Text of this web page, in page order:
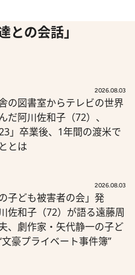
との会話」
2026.08.03
の図書室からテレビの世界
だ阿川佐和子（72）、
23」卒業後、1年間の渡米で
とは
2026.08.03
子ども被害者の会」発
佐和子（72）が語る遠藤周
、劇作家・矢代静一の子ど
豪プライベート事件簿”